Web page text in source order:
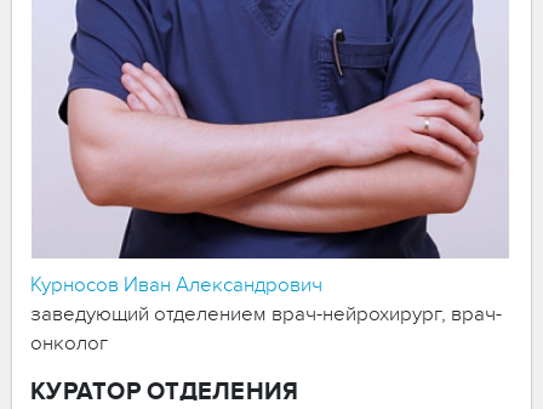
Курносов Иван Александрович
заведующий отделением врач-нейрохирург, врач-
онколог
КУРАТОР ОТДЕЛЕНИЯ